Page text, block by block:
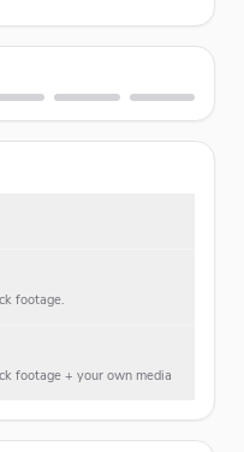
footage.
footage + your own media